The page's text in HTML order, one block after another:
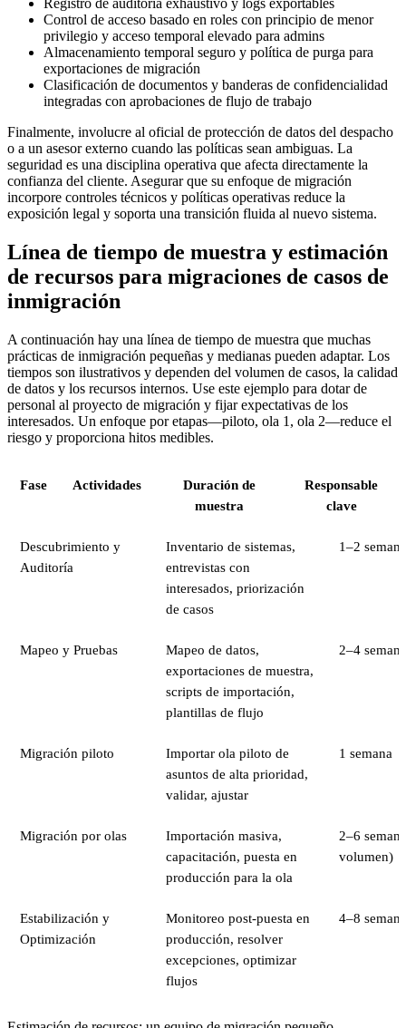
Control de acceso basado en roles con principio de menor
privilegio y acceso temporal elevado para admins
Almacenamiento temporal seguro y política de purga para
exportaciones de migración
Clasificación de documentos y banderas de confidencialidad
integradas con aprobaciones de flujo de trabajo
Finalmente, involucre al oficial de protección de datos del despacho
o a un asesor externo cuando las políticas sean ambiguas. La
seguridad es una disciplina operativa que afecta directamente la
confianza del cliente. Asegurar que su enfoque de migración
incorpore controles técnicos y políticas operativas reduce la
exposición legal y soporta una transición fluida al nuevo sistema.
Línea de tiempo de muestra y estimación
de recursos para migraciones de casos de
inmigración
A continuación hay una línea de tiempo de muestra que muchas
prácticas de inmigración pequeñas y medianas pueden adaptar. Los
tiempos son ilustrativos y dependen del volumen de casos, la calidad
de datos y los recursos internos. Use este ejemplo para dotar de
personal al proyecto de migración y fijar expectativas de los
interesados. Un enfoque por etapas—piloto, ola 1, ola 2—reduce el
riesgo y proporciona hitos medibles.
Fase Actividades
Duración de
muestra
Responsable
clave
Descubrimiento y
Auditoría
Inventario de sistemas,
entrevistas con
interesados, priorización
de casos
1–2
Mapeo y Pruebas
Mapeo de datos,
exportaciones de muestra,
scripts de importación,
plantillas de flujo
2–4
Migración piloto
Importar ola piloto de
asuntos de alta prioridad,
validar, ajustar
1 semana
Migración por olas
Importación masiva,
capacitación, puesta en
producción para la ola
2–6
volumen)
Estabilización y
Optimización
Monitoreo post-puesta en
producción, resolver
excepciones, optimizar
flujos
4–8